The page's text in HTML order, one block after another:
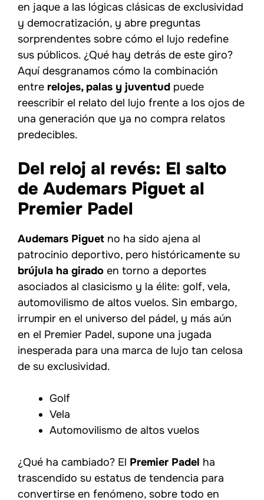
en jaque a las lógicas clásicas de exclusividad
y democratización, y abre preguntas
sorprendentes sobre cómo el lujo redefine
sus públicos. ¿Qué hay detrás de este giro?
Aquí desgranamos cómo la combinación
entre relojes, palas y juventud puede
reescribir el relato del lujo frente a los ojos de
una generación que ya no compra relatos
predecibles.
Del reloj al revés: El salto
de Audemars Piguet al
Premier Padel
Audemars Piguet no ha sido ajena al
patrocinio deportivo, pero históricamente su
brújula ha girado en torno a deportes
asociados al clasicismo y la élite: golf, vela,
automovilismo de altos vuelos. Sin embargo,
irrumpir en el universo del pádel, y más aún
en el Premier Padel, supone una jugada
inesperada para una marca de lujo tan celosa
de su exclusividad.
Golf
Vela
Automovilismo de altos vuelos
¿Qué ha cambiado? El Premier Padel ha
trascendido su estatus de tendencia para
convertirse en fenómeno, sobre todo en